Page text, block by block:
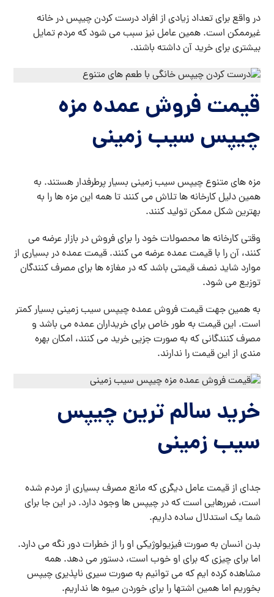
در واقع برای تعداد زیادی از افراد درست کردن چیپس در خانه
غیرممکن است. همین عامل نیز سبب می شود که مردم تمایل
بیشتری برای خرید آن داشته باشند.
قیمت فروش عمده ‌مزه
چیپس سیب زمینی
مزه های متنوع چیپس سیب زمینی بسیار پرطرفدار هستند. به
همین دلیل کارخانه ها تلاش می کنند تا همه این مزه ها را به
بهترین شکل ممکن تولید کنند.
وقتی کارخانه ها محصولات خود را برای فروش در بازار عرضه می
کنند، آن را با قیمت عمده عرضه می کنند. قیمت عمده در بسیاری از
موارد شاید نصف قیمتی باشد که در مغازه ها برای مصرف کنندگان
توزیع می شود.
به همین جهت قیمت فروش عمده چیپس سیب زمینی بسیار کمتر
است. این قیمت به طور خاص برای خریداران عمده می باشد و
مصرف کنندگانی که به صورت جزیی خرید می کنند، امکان بهره
مندی از این قیمت را ندارند.
خرید سالم ترین چیپس
سیب زمینی
جدای از قیمت عامل دیگری که مانع مصرف بسیاری از مردم شده
است، ضررهایی است که در چیپس ها وجود دارد. در این جا برای
شما یک استدلال ساده داریم.
بدن انسان به صورت فیزیولوژیکی او را از خطرات دور نگه می دارد.
اما برای چیزی که برای او خوب است، دستور می دهد. همه
مشاهده کرده ایم که می توانیم به صورت سیری ناپذیری چیپس
بخوریم اما همین اشتها را برای خوردن میوه ها نداریم.